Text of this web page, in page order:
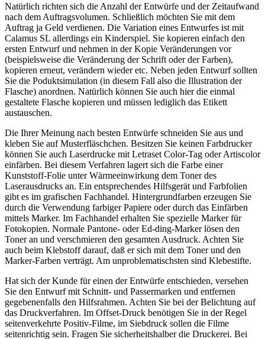
Natürlich richten sich die Anzahl der Entwürfe und der Zeitaufwand
nach dem Auftragsvolumen. Schließlich möchten Sie mit dem
Auftrag ja Geld verdienen. Die Variation eines Entwurfes ist mit
Calamus SL allerdings ein Kinderspiel. Sie kopieren einfach den
ersten Entwurf und nehmen in der Kopie Veränderungen vor
(beispielsweise die Veränderung der Schrift oder der Farben),
kopieren erneut, verändern wieder etc. Neben jeden Entwurf sollten
Sie die Poduktsimulation (in diesem Fall also die Illustration der
Flasche) anordnen. Natürlich können Sie auch hier die einmal
gestaltete Flasche kopieren und müssen lediglich das Etikett
austauschen.
Die Ihrer Meinung nach besten Entwürfe schneiden Sie aus und
kleben Sie auf Musterfläschchen. Besitzen Sie keinen Farbdrucker
können Sie auch Laserdrucke mit Letraset Color-Tag oder Artiscolor
einfärben. Bei diesem Verfahren lagert sich die Farbe einer
Kunststoff-Folie unter Wärmeeinwirkung dem Toner des
Laserausdrucks an. Ein entsprechendes Hilfsgerät und Farbfolien
gibt es im grafischen Fachhandel. Hintergrundfarben erzeugen Sie
durch die Verwendung farbiger Papiere oder durch das Einfärben
mittels Marker. Im Fachhandel erhalten Sie spezielle Marker für
Fotokopien. Normale Pantone- oder Ed-ding-Marker lösen den
Toner an und verschmieren den gesamten Ausdruck. Achten Sie
auch beim Klebstoff darauf, daß er sich mit dem Toner und den
Marker-Farben verträgt. Am unproblematischsten sind Klebestifte.
Hat sich der Kunde für einen der Entwürfe entschieden, versehen
Sie den Entwurf mit Schnitt- und Passermarken und entfernen
gegebenenfalls den Hilfsrahmen. Achten Sie bei der Belichtung auf
das Druckverfahren. Im Offset-Druck benötigen Sie in der Regel
seitenverkehrte Positiv-Filme, im Siebdruck sollen die Filme
seitenrichtig sein. Fragen Sie sicherheitshalber die Druckerei. Bei